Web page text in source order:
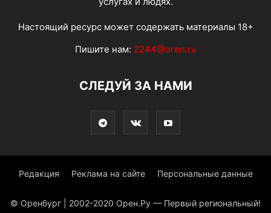
Настоящий ресурс может содержать материалы 18+
Пишите нам: 2244@oren.ru
СЛЕДУЙ ЗА НАМИ
Редакция Реклама на сайте Персональные данные
© Оренбург | 2002-2020 Орен.Ру — Первый региональный!